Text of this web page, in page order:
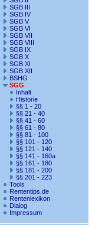
SGB III
SGB IV
SGB V
SGB VI
SGB VII
SGB VIII
SGB IX
SGB X
SGB XI
SGB XII
BSHG
SGG
Inhalt
Historie
§§ 1 - 20
§§ 21 - 40
§§ 41 - 60
§§ 61 - 80
§§ 81 - 100
§§ 101 - 120
§§ 121 - 140
§§ 141 - 160a
§§ 161 - 180
§§ 181 - 200
§§ 201 - 223
Tools
Rententips.de
Rentenlexikon
Dialog
Impressum